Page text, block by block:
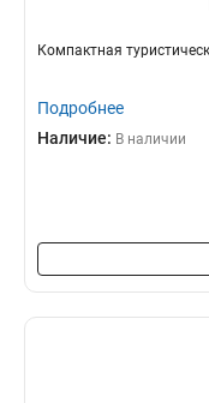
Компактная
Подробнее
Наличие: В наличии